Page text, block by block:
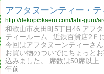
アフタヌーンティー・テ
http://dekopi5kaeru.com/tabi-guru/
和歌山市友田町5丁目46 アフタ
ティールーム 近鉄百貨店2Ｆ
今回はアフタヌーンティーさん
お買い物のついでにちょっと
込みました。 席数は50席以上
年前